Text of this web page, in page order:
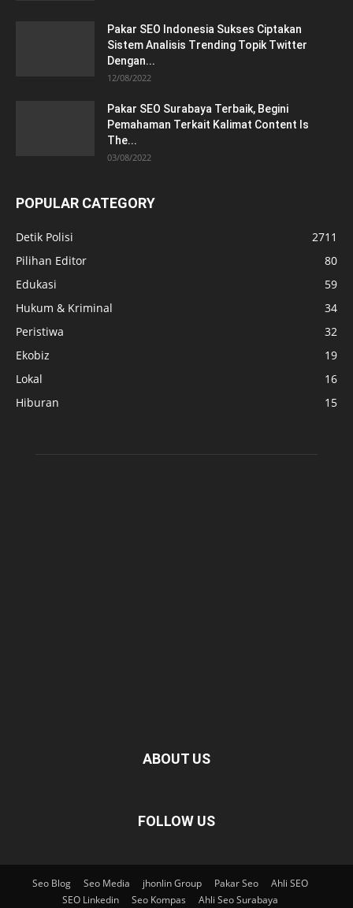
Pakar SEO Indonesia Sukses Ciptakan
Sistem Analisis Trending Topik Twitter
Dengan...
12/08/2022
Pakar SEO Surabaya Terbaik, Begini
Pemahaman Terkait Kalimat Content Is
The...
03/08/2022
POPULAR CATEGORY
Detik Polisi
2711
Pilihan Editor
80
Edukasi
59
Hukum & Kriminal
34
Peristiwa
32
Ekobiz
19
Lokal
16
Hiburan
15
ABOUT US
FOLLOW US
Seo Blog Seo Media jhonlin Group Pakar Seo
Ahli SEO
SEO Linkedin
Seo Kompas Ahli Seo Surabaya